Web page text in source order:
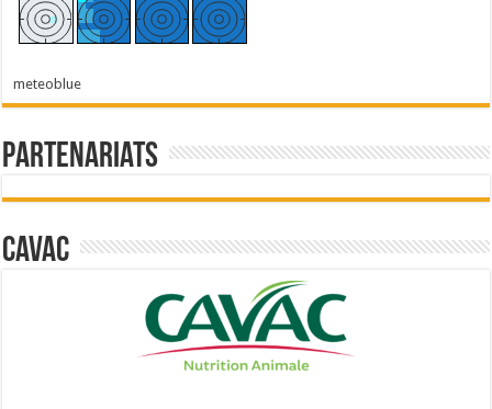
meteoblue
Partenariats
Cavac